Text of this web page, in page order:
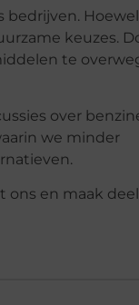
bedrijven.
keuzes.
te
over
we minder
ons en maak